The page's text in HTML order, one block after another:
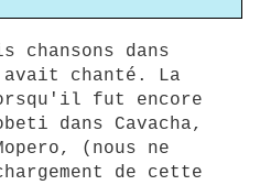
dans
avait chanté. La
fut encore
dans Cavacha,
(nous ne
de cette